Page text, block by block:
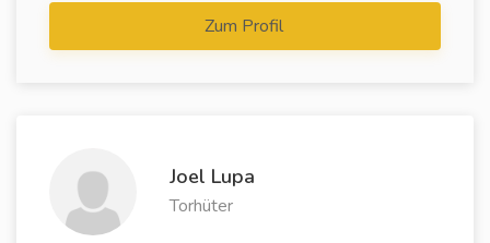
Zum Profil
Joel Lupa
Torhüter